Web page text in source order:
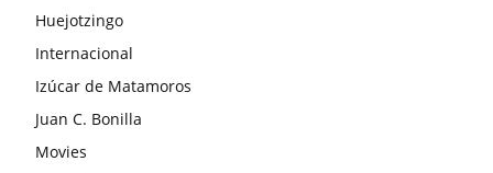
Huejotzingo
Internacional
Izúcar de Matamoros
Juan C. Bonilla
Movies